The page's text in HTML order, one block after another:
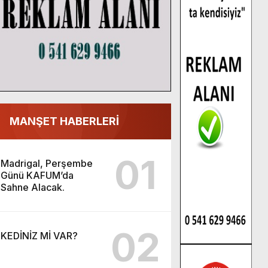
MANŞET HABERLERİ
Madrigal, Perşembe
Günü KAFUM’da
Sahne Alacak.
01
KEDİNİZ Mİ VAR? 02